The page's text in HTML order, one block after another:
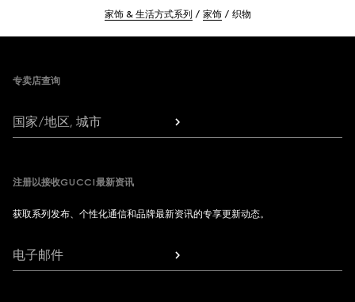
家饰 & 生活方式系列 家饰 织物
专卖店查询
国家/地区, 城市
注册以接收GUCCI最新资讯
获取系列发布、个性化通信和品牌最新资讯的专享更新动态。
电子邮件